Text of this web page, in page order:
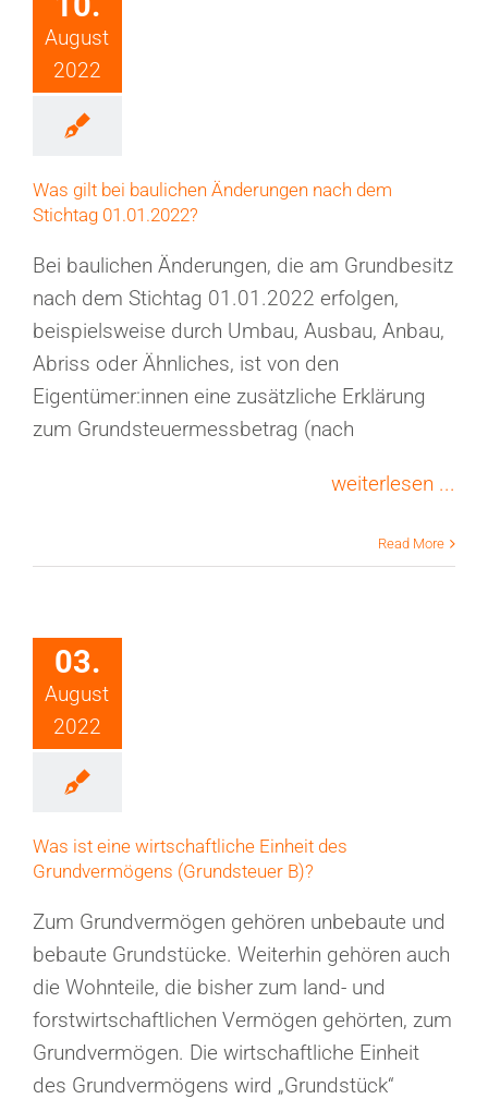
August
2022
Was gilt bei baulichen Änderungen nach dem
Stichtag 01.01.2022?
Bei baulichen Änderungen, die am Grundbesitz
nach dem Stichtag 01.01.2022 erfolgen,
beispielsweise durch Umbau, Ausbau, Anbau,
Abriss oder Ähnliches, ist von den
Eigentümer:innen eine zusätzliche Erklärung
zum Grundsteuermessbetrag (nach
weiterlesen ...
Read More
03.
August
2022
Was ist eine wirtschaftliche Einheit des
Grundvermögens (Grundsteuer B)?
Zum Grundvermögen gehören unbebaute und
bebaute Grundstücke. Weiterhin gehören auch
die Wohnteile, die bisher zum land- und
forstwirtschaftlichen Vermögen gehörten, zum
Grundvermögen. Die wirtschaftliche Einheit
des Grundvermögens wird „Grundstück“